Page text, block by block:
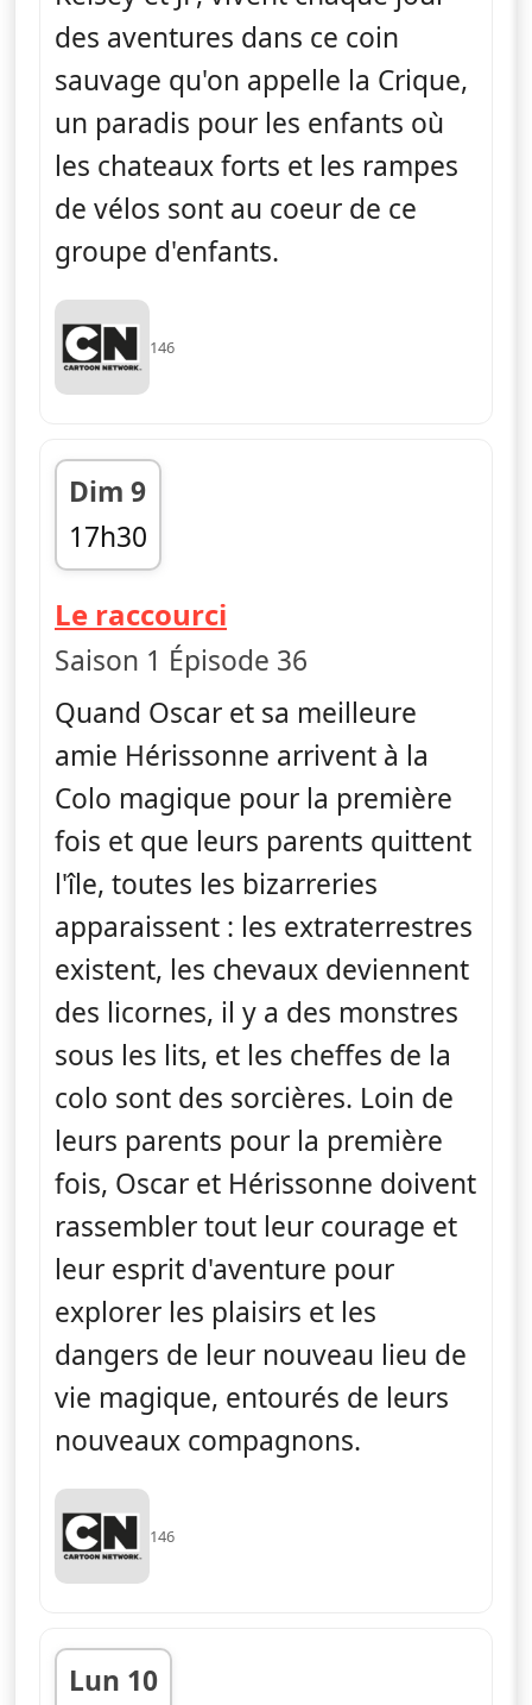
des aventures dans ce coin
sauvage qu'on appelle la Crique,
un paradis pour les enfants où
les chateaux forts et les rampes
de vélos sont au coeur de ce
groupe d'enfants.
146
Dim 9
17h30
fin 17h45
Le raccourci
Saison 1 Épisode 36
Quand Oscar et sa meilleure
amie Hérissonne arrivent à la
Colo magique pour la première
fois et que leurs parents quittent
l'île, toutes les bizarreries
apparaissent : les extraterrestres
existent, les chevaux deviennent
des licornes, il y a des monstres
sous les lits, et les cheffes de la
colo sont des sorcières. Loin de
leurs parents pour la première
fois, Oscar et Hérissonne doivent
rassembler tout leur courage et
leur esprit d'aventure pour
explorer les plaisirs et les
dangers de leur nouveau lieu de
vie magique, entourés de leurs
nouveaux compagnons.
146
Lun 10